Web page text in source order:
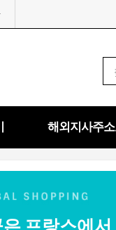
해외지사주소
프랑스에